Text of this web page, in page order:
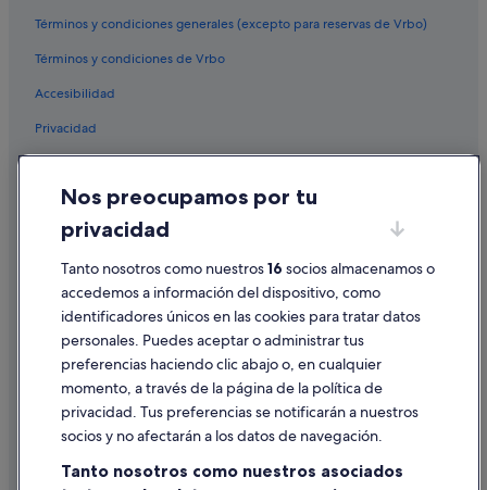
Épernay hoteles
Términos y condiciones generales (excepto para reservas de Vrbo)
Términos y condiciones de Vrbo
Accesibilidad
Privacidad
Condiciones de uso
Información legal/contacto
Pautas sobre el contenido y cómo denunciar contenido
Ayuda
Cancelar un vuelo
Cancelar una reserva de hotel o de un alquiler vacacional
Nos preocupamos por tu
privacidad
Tanto nosotros como nuestros16 socios almacenamos o
accedemos a información del dispositivo, como
identificadores únicos en las cookies para tratar datos
personales. Puedes aceptar o administrar tus
preferencias haciendo clic abajo o, en cualquier
momento, a través de la página de la política de
privacidad. Tus preferencias se notificarán a nuestros
socios y no afectarán a los datos de navegación.
Tanto nosotros como nuestros asociados